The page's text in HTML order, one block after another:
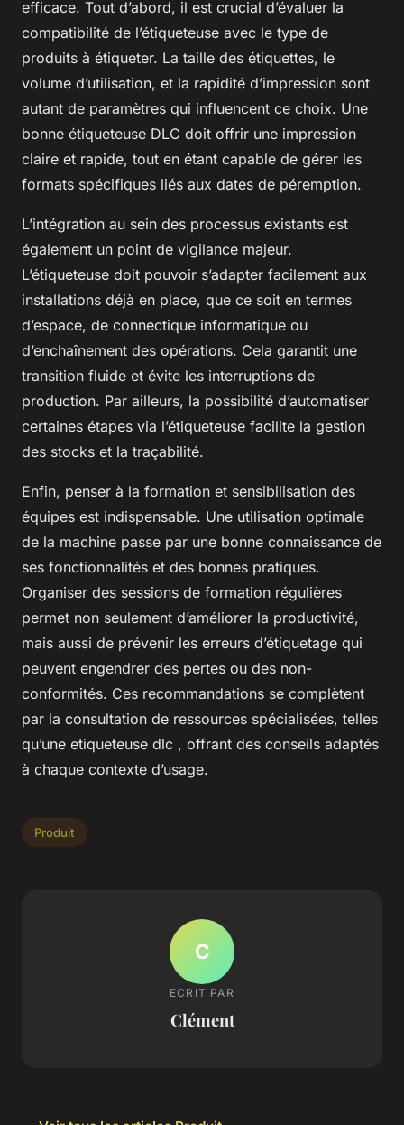
efficace. Tout d’abord, il est crucial d’évaluer la
compatibilité de l’étiqueteuse avec le type de
produits à étiqueter. La taille des étiquettes, le
volume d’utilisation, et la rapidité d’impression sont
autant de paramètres qui influencent ce choix. Une
bonne étiqueteuse DLC doit offrir une impression
claire et rapide, tout en étant capable de gérer les
formats spécifiques liés aux dates de péremption.
L’intégration au sein des processus existants est
également un point de vigilance majeur.
L’étiqueteuse doit pouvoir s’adapter facilement aux
installations déjà en place, que ce soit en termes
d’espace, de connectique informatique ou
d’enchaînement des opérations. Cela garantit une
transition fluide et évite les interruptions de
production. Par ailleurs, la possibilité d’automatiser
certaines étapes via l’étiqueteuse facilite la gestion
des stocks et la traçabilité.
Enfin, penser à la formation et sensibilisation des
équipes est indispensable. Une utilisation optimale
de la machine passe par une bonne connaissance de
ses fonctionnalités et des bonnes pratiques.
Organiser des sessions de formation régulières
permet non seulement d’améliorer la productivité,
mais aussi de prévenir les erreurs d’étiquetage qui
peuvent engendrer des pertes ou des non-
conformités. Ces recommandations se complètent
par la consultation de ressources spécialisées, telles
qu’une etiqueteuse dlc , offrant des conseils adaptés
à chaque contexte d’usage.
Produit
C
ECRIT PAR
Clément